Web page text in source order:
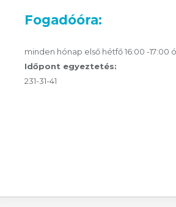
Fogadóóra:
minden hónap első hétfő 16:00 -17:00
Időpont egyeztetés:
231-31-41